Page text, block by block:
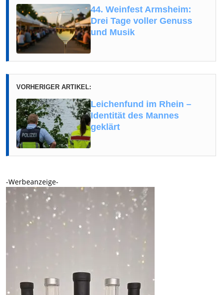
44. Weinfest Armsheim:
Drei Tage voller Genuss
und Musik
VORHERIGER ARTIKEL:
Leichenfund im Rhein –
Identität des Mannes
geklärt
-Werbeanzeige-